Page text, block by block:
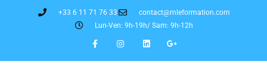
+33 6 11 71 76 33
contact@mleformation.com
Lun-Ven: 9h-19h/ Sam: 9h-12h